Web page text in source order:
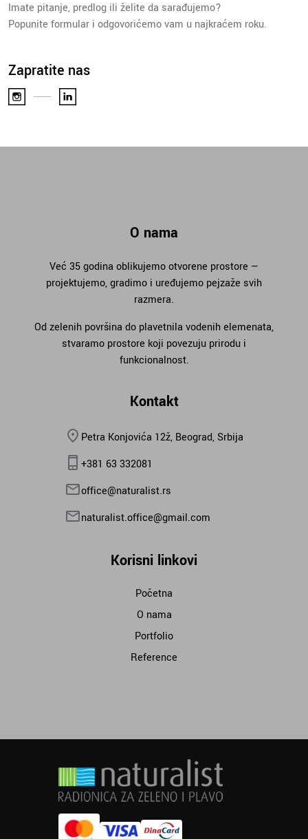
Imate pitanje, predlog ili želite da sarađujemo?
Popunite formular i odgovorićemo vam u najkraćem roku.
Zapratite nas
O nama
Već 35 godina oblikujemo otvorene prostore —
projektujemo, gradimo i uređujemo pejzaže svih
razmera.
Od zelenih površina do plavetnila vodenih elemenata,
stvaramo prostore koji povezuju prirodu i
funkcionalnost.
Kontakt
Petra Konjovića 12ž, Beograd, Srbija
+381 63 332081
office@naturalist.rs
naturalist.office@gmail.com
Korisni linkovi
Početna
O nama
Portfolio
Reference